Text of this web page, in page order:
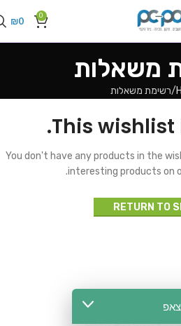
0
₪0
משאלות
רשימת משאלות
This wishlist
You don't have any products in the
interesting products on
RETURN TO